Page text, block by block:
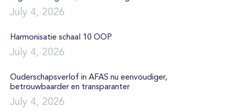
July 4, 2026
Harmonisatie schaal 10 OOP
July 4, 2026
Ouderschapsverlof in AFAS nu eenvoudiger,
betrouwbaarder en transparanter
July 4, 2026